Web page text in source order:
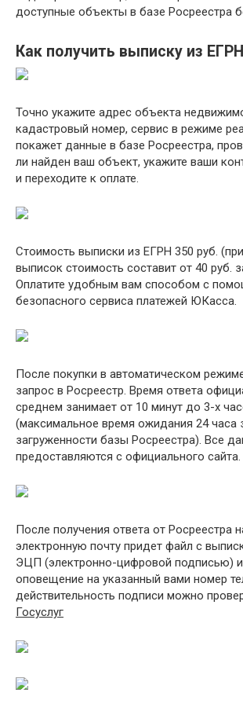
доступные объекты в базе Росреестра
Как получить выписку из
Точно укажите адрес объекта
кадастровый номер, сервис в режиме
покажет данные в базе Росреестра,
ли найден ваш объект, укажите ваши
и переходите к оплате.
Стоимость выписки из ЕГРН 350 руб.
выписок стоимость составит от 40 руб.
Оплатите удобным вам способом с
безопасного сервиса платежей ЮКасса.
После покупки в автоматическом
запрос в Росреестр. Время ответа
среднем занимает от 10 минут до 3-х
(максимальное время ожидания 24 часа
загруженности базы Росреестра). Все
предоставляются с официального сайта.
После получения ответа от Росреестра
электронную почту придет файл с
ЭЦП (электронно-цифровой подписью)
оповещение на указанный вами номер
действительность подписи можно
Госуслуг